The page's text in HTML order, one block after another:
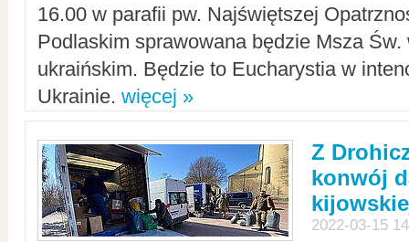
16.00 w parafii pw. Najświętszej
Podlaskim sprawowana będzie Msza Św.
ukraińskim. Będzie to Eucharystia w
Ukrainie. więcej »
Z
konwój
2022-03-15